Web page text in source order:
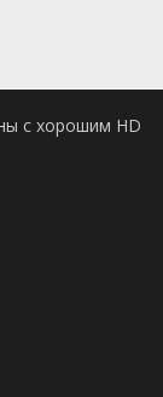
с хорошим HD